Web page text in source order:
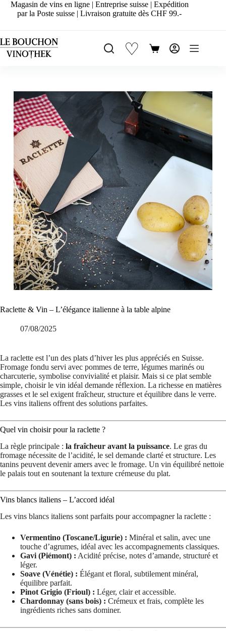
PasserMagasin de vins en ligne | Entreprise suisse | Expédition
par la Poste suisse | Livraison gratuite dès CHF 99.-
♡
Panier
Raclette & Vin – L’élégance italienne à la table alpine
07/08/2025
La raclette est l’un des plats d’hiver les plus appréciés en Suisse.
Fromage fondu servi avec pommes de terre, légumes marinés ou
charcuterie, symbolise convivialité et plaisir. Mais si ce plat semble
simple, choisir le vin idéal demande réflexion. La richesse en matières
grasses et le sel exigent fraîcheur, structure et équilibre dans le verre.
Les vins italiens offrent des solutions parfaites.
Quel vin choisir pour la raclette ?
La règle principale : la fraîcheur avant la puissance. Le gras du
fromage nécessite de l’acidité, le sel demande clarté et structure. Les
tanins peuvent devenir amers avec le fromage. Un vin équilibré nettoie
le palais tout en soutenant la texture crémeuse du plat.
Vins blancs italiens – L’accord idéal
Les vins blancs italiens sont parfaits pour accompagner la raclette :
Vermentino (Toscane/Ligurie) : Minéral et salin, avec une
touche d’agrumes, idéal avec les accompagnements classiques.
Gavi (Piémont) : Acidité précise, notes d’amande, structuré et
léger.
Soave (Vénétie) : Élégant et floral, subtilement minéral,
équilibre parfait.
Pinot Grigio (Frioul) : Léger, clair et accessible.
Chardonnay (sans bois) : Crémeux et frais, complète les
ingrédients riches sans dominer.